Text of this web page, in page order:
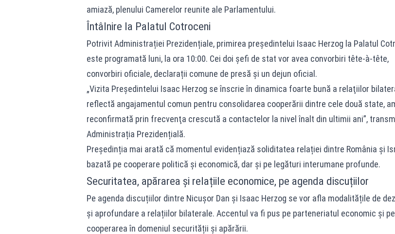
amiază, plenului Camerelor reunite ale Parlamentului.
Întâlnire la Palatul Cotroceni
Potrivit Administrației Prezidențiale, primirea președintelui Isaac Herzog la Palatul
este programată luni, la ora 10:00. Cei doi șefi de stat vor avea convorbiri tête-à-tête,
convorbiri oficiale, declarații comune de presă și un dejun oficial.
„Vizita Preşedintelui Isaac Herzog se înscrie în dinamica foarte bună a relaţiilor
reflectă angajamentul comun pentru consolidarea cooperării dintre cele două state,
reconfirmată prin frecvenţa crescută a contactelor la nivel înalt din ultimii ani”,
Administrația Prezidențială.
Președinția mai arată că momentul evidențiază soliditatea relației dintre România și
bazată pe cooperare politică și economică, dar și pe legături interumane profunde.
Securitatea, apărarea și relațiile economice, pe agenda discuțiilor
Pe agenda discuțiilor dintre Nicușor Dan și Isaac Herzog se vor afla modalitățile de
și aprofundare a relațiilor bilaterale. Accentul va fi pus pe parteneriatul economic și pe
cooperarea în domeniul securității și apărării.